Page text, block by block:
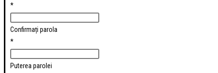
*
Confirmați parola
*
Puterea parolei